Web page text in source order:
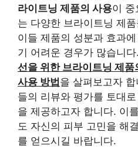
라이트닝 제품의 사용이 중
는 다양한 브라이트닝 제
이들 제품의 성분과 효과
기 어려운 경우가 많습니
선을 위한 브라이트닝 제
사용 방법을 살펴보고자
들의 리뷰와 평가를 토대로
을 제공하고자 합니다. 이
도 자신의 피부 고민을 해
를 얻으시길 바랍니다.